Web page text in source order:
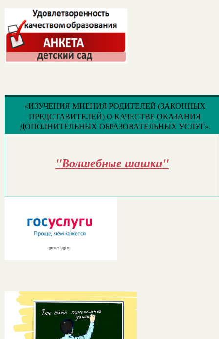
«ИЗУЧЕНИЯ МНЕНИЯ РОДИТЕЛЕЙ (ЗАКОННЫХ
ПРЕДСТАВИТЕЛЕЙ) О КАЧЕСТВЕ ОКАЗАНИЯ
ДОПОЛНИТЕЛЬНЫХ ОБРАЗОВАТЕЛЬНЫХ УСЛУГ».
"Волшебные шашки"